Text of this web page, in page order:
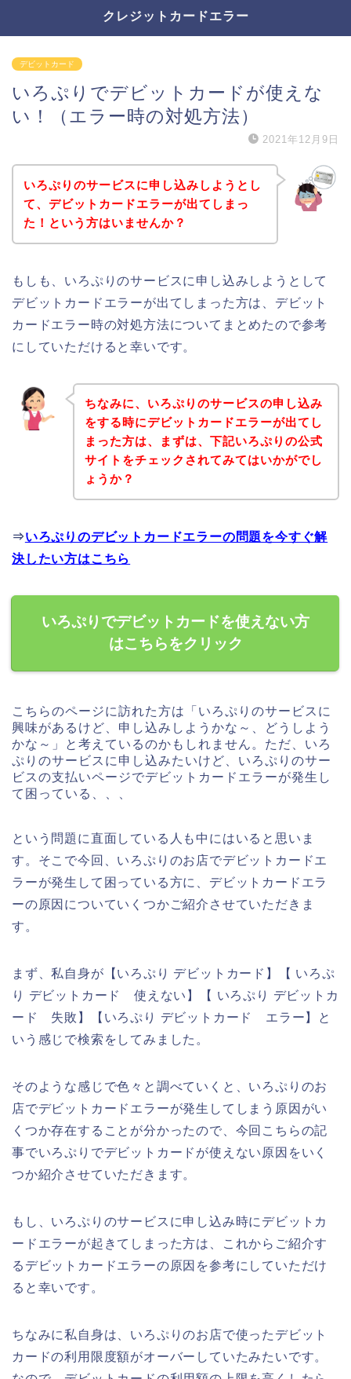
クレジットカードエラー
デビットカード
いろぷりでデビットカードが使えな
い！（エラー時の対処方法）
2021年12月9日
いろぷりのサービスに申し込みしようとし
て、デビットカードエラーが出てしまっ
た！という方はいませんか？
もしも、いろぷりのサービスに申し込みしようとして
デビットカードエラーが出てしまった方は、デビット
カードエラー時の対処方法についてまとめたので参考
にしていただけると幸いです。
ちなみに、いろぷりのサービスの申し込み
をする時にデビットカードエラーが出てし
まった方は、まずは、下記いろぷりの公式
サイトをチェックされてみてはいかがでし
ょうか？
⇒いろぷりのデビットカードエラーの問題を今すぐ解
決したい方はこちら
いろぷりでデビットカードを使えない方
はこちらをクリック
こちらのページに訪れた方は「いろぷりのサービスに
興味があるけど、申し込みしようかな～、どうしよう
かな～」と考えているのかもしれません。ただ、いろ
ぷりのサービスに申し込みたいけど、いろぷりのサー
ビスの支払いページでデビットカードエラーが発生し
て困っている、、、
という問題に直面している人も中にはいると思いま
す。そこで今回、いろぷりのお店でデビットカードエ
ラーが発生して困っている方に、デビットカードエラ
ーの原因についていくつかご紹介させていただきま
す。
まず、私自身が【いろぷり デビットカード】【 いろぷ
り デビットカード 使えない】【 いろぷり デビットカ
ード 失敗】【いろぷり デビットカード エラー】と
いう感じで検索をしてみました。
そのような感じで色々と調べていくと、いろぷりのお
店でデビットカードエラーが発生してしまう原因がい
くつか存在することが分かったので、今回こちらの記
事でいろぷりでデビットカードが使えない原因をいく
つか紹介させていただきます。
もし、いろぷりのサービスに申し込み時にデビットカ
ードエラーが起きてしまった方は、これからご紹介す
るデビットカードエラーの原因を参考にしていただけ
ると幸いです。
ちなみに私自身は、いろぷりのお店で使ったデビット
カードの利用限度額がオーバーしていたみたいです。